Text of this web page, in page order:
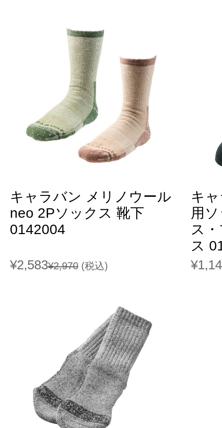
キャラバン メリノウール
neo 2Pソックス 靴下
0142004
¥2,583¥2,970 (税込)
キ
用
ス
ス